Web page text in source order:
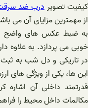
کیفیت تصویردرب ضد
به ضبط عکس های واضح
خوبی می پردازد. به علاوه
در تاریکی و دل شب به ثبت
این ها، یکی از ویژگی های
قدرتمند داخلی آن
مکالمات داخل محیط را